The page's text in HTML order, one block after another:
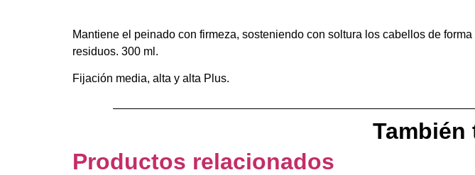
Mantiene el peinado con firmeza, sosteniendo con soltura los cabellos de
residuos. 300 ml.
Fijación media, alta y alta Plus.
También
Productos relacionados